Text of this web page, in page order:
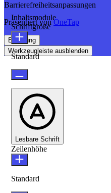
Barrierefreiheitsanpassungen
Präsentiert vonOneTap
Erklärung
Werkzeugleiste ausblenden
Inhaltsmodule
Schriftgröße
Standard
Lesbare Schrift
Zeilenhöhe
Standard